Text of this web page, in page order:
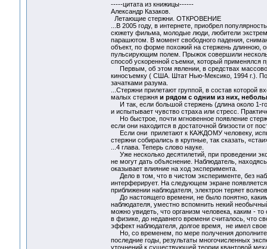
-----цитата из книжицы------
Александр Казаков.
Летающие стержни. ОТКРОВЕНИЕ
...В 2005 году, в интернете, приобрел
сюжету фильма, молодые люди, любители
парашютом. В момент свободного падения,
объект, по форме похожий на стержень длинною,
пульсирующим полем. Прыжок совершили
способ ускоренной съемки,
Первым, об этом явлении, в средствах
киносъемку ( США. Штат Нью-Мексико, 1994 г.).
зачатками разума.
...Стержни прилетают группой, в состав которой
малых стержня и рядом с одним из них,
И так, если большой стержень (длина около 1-
и испытывает чувство страха или стресс.
Но быстрое, почти мгновенное появление
если они находится в достаточной близости от
Если они прилетают к КАЖДОМУ человеку,
стержни собирались в крупные, так сказать,
...4 глава. Теперь слово науке.
Уже несколько десятилетий, при проведении
не могут дать объяснение. Наблюдатель,
оказывает влияние на ход эксперимента.
Дело в том, что в чистом эксперименте, без
интерферирует. На следующем экране
приближении наблюдателя, электрон теряет
До настоящего времени, не было понятно,
наблюдателя, уместно вспомнить некий
можно увидеть, что организм человека, каким -
в физике, до недавнего времени считалось, что
эффект наблюдателя, долгое время, не имел
Но, со временем, по мере получения
последние годы, результаты многочисленных
уточнений к существующей теории квантовой